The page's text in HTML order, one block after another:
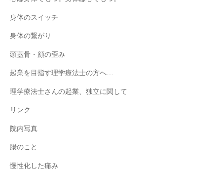
身体のスイッチ
身体の繋がり
頭蓋骨・顔の歪み
起業を目指す理学療法士の方へ…
理学療法士さんの起業、独立に関して
リンク
院内写真
腸のこと
慢性化した痛み